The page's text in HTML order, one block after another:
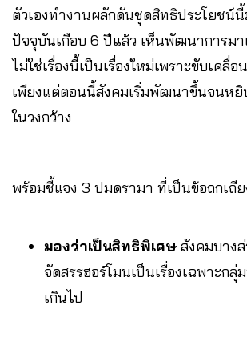
ตัวเองทำงานผลักดันชุดสิทธิประโยชน์
ปัจจุบันเกือบ 6 ปีแล้ว เห็นพัฒนาการมา
ไม่ใช่เรื่องนี้เป็นเรื่องใหม่เพราะขับเคลื่
เพียงแต่ตอนนี้สังคมเริ่มพัฒนาขึ้นจนหยิ
ในวงกว้าง
พร้อมชี้แจง 3 ปมดรามา ที่เป็นข้อถกเถีย
มองว่าเป็นสิทธิพิเศษ สังคมบาง
จัดสรรฮอร์โมนเป็นเรื่องเฉพาะกลุ่
เกินไป